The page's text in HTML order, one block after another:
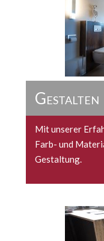
Gestalten
Mit unserer
Farb- und
Gestaltung.